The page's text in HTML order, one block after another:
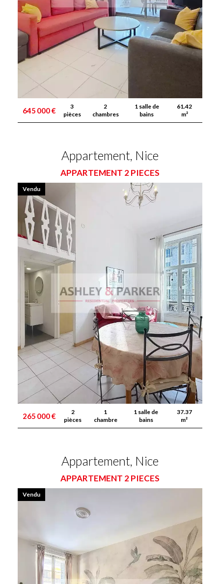
645 000 €
3
pièces
2
chambres
1 salle de
bains
61.42
m²
Appartement, Nice
APPARTEMENT 2 PIECES
265 000 €
2
pièces
1
chambre
1 salle de
bains
37.37
m²
Vendu
Appartement, Nice
APPARTEMENT 2 PIECES
Vendu